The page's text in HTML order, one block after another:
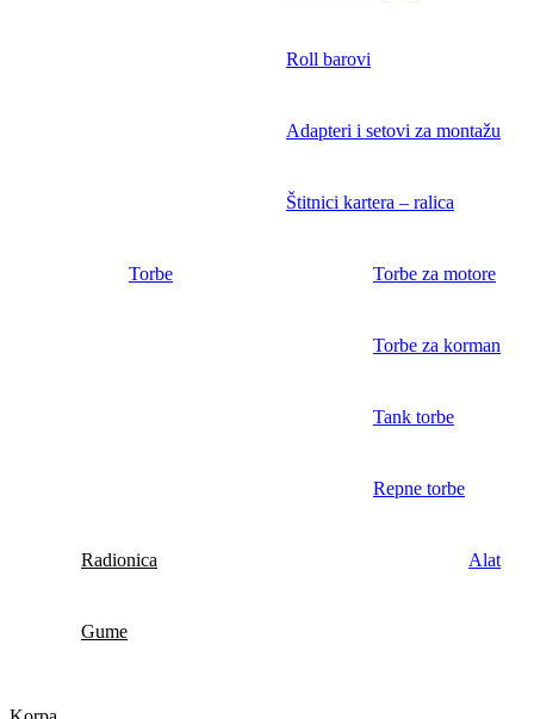
Roll barovi
Adapteri i setovi za montažu
Štitnici kartera – ralica
Torbe Torbe za motore
Torbe za korman
Tank torbe
Repne torbe
Radionica Alat
Gume